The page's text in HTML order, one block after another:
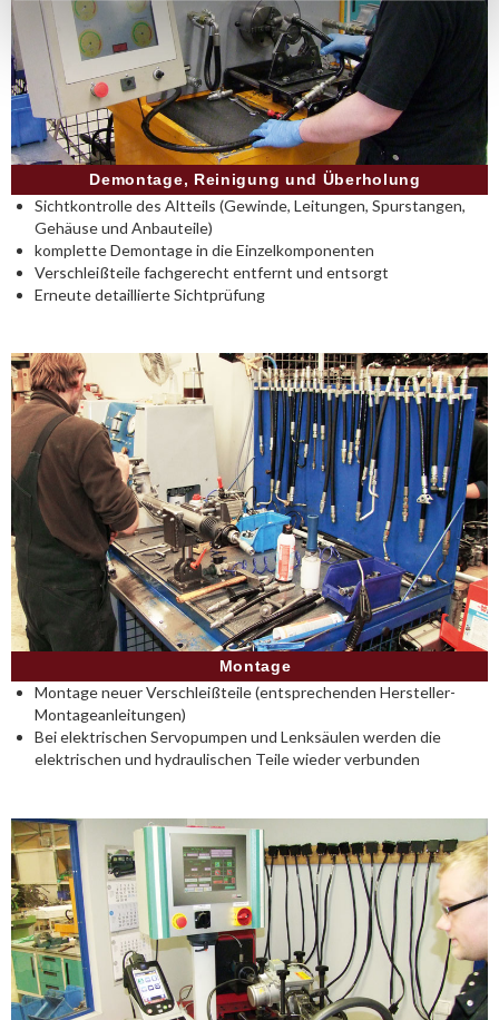
Demontage, Reinigung und Überholung
Sichtkontrolle des Altteils (Gewinde, Leitungen, Spurstangen,
Gehäuse und Anbauteile)
komplette Demontage in die Einzelkomponenten
Verschleißteile fachgerecht entfernt und entsorgt
Erneute detaillierte Sichtprüfung
Montage
Montage neuer Verschleißteile (entsprechenden Hersteller-
Montageanleitungen)
Bei elektrischen Servopumpen und Lenksäulen werden die
elektrischen und hydraulischen Teile wieder verbunden